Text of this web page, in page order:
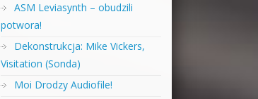
ASM Leviasynth – obudzili
potwora!
Dekonstrukcja: Mike Vickers,
Visitation (Sonda)
Moi Drodzy Audiofile!